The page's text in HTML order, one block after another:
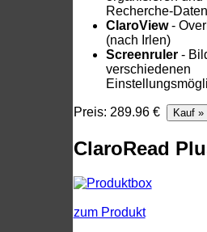
Recherche-Daten
ClaroView-
(nach Irlen)
Screenruler-
verschiedenen
Preis: 289.96 €
ClaroRead
zum Produkt